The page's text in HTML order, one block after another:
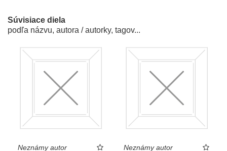
Súvisiace diela
podľa názvu, autora / autorky, tagov...
Neznámy autor
Neznámy autor